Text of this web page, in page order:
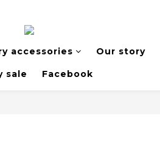
accessories Our story
sale Facebook